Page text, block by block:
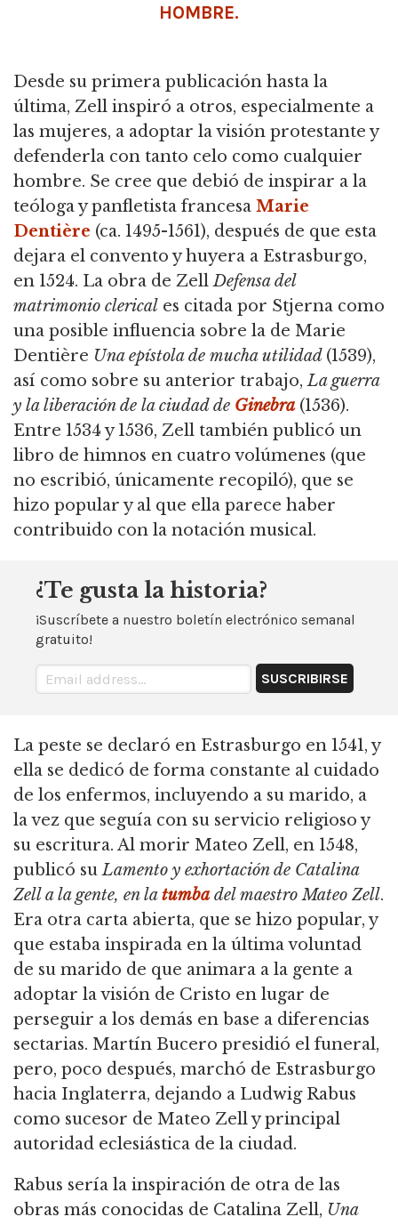
HOMBRE.
Desde su primera publicación hasta la
última, Zell inspiró a otros, especialmente a
las mujeres, a adoptar la visión protestante y
defenderla con tanto celo como cualquier
hombre. Se cree que debió de inspirar a la
teóloga y panfletista francesa Marie
Dentière (ca. 1495-1561), después de que esta
dejara el convento y huyera a Estrasburgo,
en 1524. La obra de ZellDefensa del
matrimonio clerical es citada por Stjerna como
una posible influencia sobre la de Marie
Dentière Una epístola de mucha utilidad (1539),
así como sobre su anterior trabajo,La guerra
y la liberación de la ciudad de Ginebra (1536).
Entre 1534 y 1536, Zell también publicó un
libro de himnos en cuatro volúmenes (que
no escribió, únicamente recopiló), que se
hizo popular y al que ella parece haber
contribuido con la notación musical.
¿Te gusta la historia?
¡Suscríbete a nuestro boletín electrónico semanal
gratuito!
La peste se declaró en Estrasburgo en 1541, y
ella se dedicó de forma constante al cuidado
de los enfermos, incluyendo a su marido, a
la vez que seguía con su servicio religioso y
su escritura. Al morir Mateo Zell, en 1548,
publicó suLamento y exhortación de Catalina
Zell a la gente, en latumbadel maestro Mateo Zell.
Era otra carta abierta, que se hizo popular, y
que estaba inspirada en la última voluntad
de su marido de que animara a la gente a
adoptar la visión de Cristo en lugar de
perseguir a los demás en base a diferencias
sectarias. Martín Bucero presidió el funeral,
pero, poco después, marchó de Estrasburgo
hacia Inglaterra, dejando a Ludwig Rabus
como sucesor de Mateo Zell y principal
autoridad eclesiástica de la ciudad.
Rabus sería la inspiración de otra de las
obras más conocidas de Catalina Zell, Una